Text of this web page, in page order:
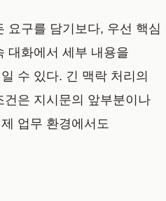
요구를 담기보다, 우선 핵심
대화에서 세부 내용을
수 있다. 긴 맥락 처리의
은 지시문의 앞부분이나
업무 환경에서도